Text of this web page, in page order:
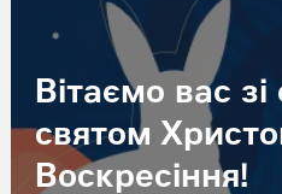
Вітаємо вас зі
святом
Воскресіння!